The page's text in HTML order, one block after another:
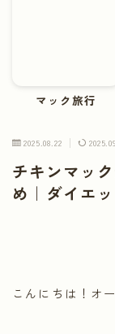
マック旅行
2025.08.22
チキンマッ
め｜ダイエ
こんにちは！オ